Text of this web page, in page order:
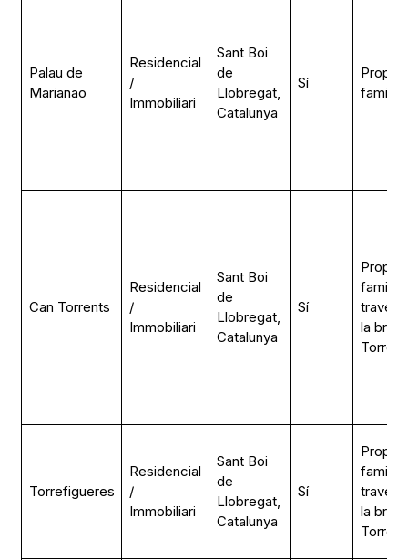
Palau de
Marianao
Residencial
/
Immobiliari
Sant Boi
de
Llobregat,
Catalunya
Sí
familiar
Can Torrents
Residencial
/
Immobiliari
Sant Boi
de
Llobregat,
Catalunya
Sí
través
la
Torrefigueres
Residencial
/
Immobiliari
Sant Boi
de
Llobregat,
Catalunya
Sí
través
la